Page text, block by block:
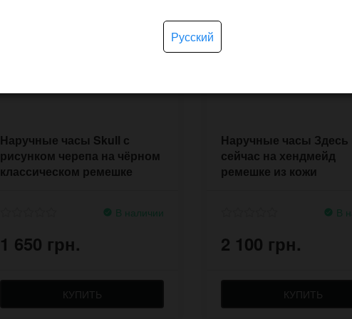
Наручные часы Skull с
рисунком черепа на чёрном
классическом ремешке
В наличии
1 650 грн.
КУПИТЬ
Наручные часы Здесь
сейчас на хендмейд
ремешке из кожи
В
2 100 грн.
КУПИТЬ
Русский